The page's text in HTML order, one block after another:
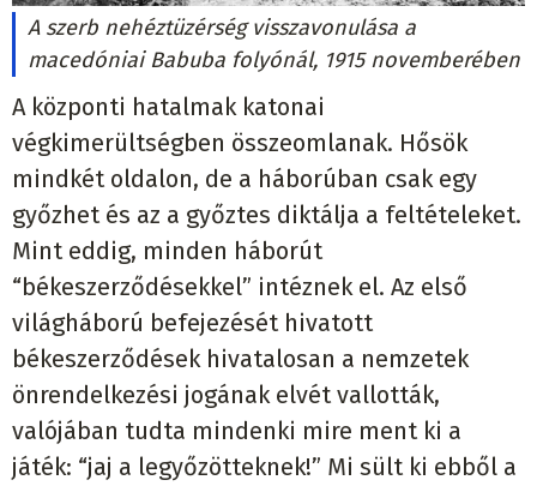
A szerb nehéztüzérség visszavonulása a
macedóniai Babuba folyónál, 1915 novemberében
A központi hatalmak katonai
végkimerültségben összeomlanak. Hősök
mindkét oldalon, de a háborúban csak egy
győzhet és az a győztes diktálja a feltételeket.
Mint eddig, minden háborút
“békeszerződésekkel” intéznek el. Az első
világháború befejezését hivatott
békeszerződések hivatalosan a nemzetek
önrendelkezési jogának elvét vallották,
valójában tudta mindenki mire ment ki a
játék: “jaj a legyőzötteknek!” Mi sült ki ebből a